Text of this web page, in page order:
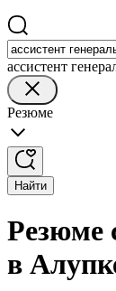
ассистент
Резюме
Найти
Резюме
в